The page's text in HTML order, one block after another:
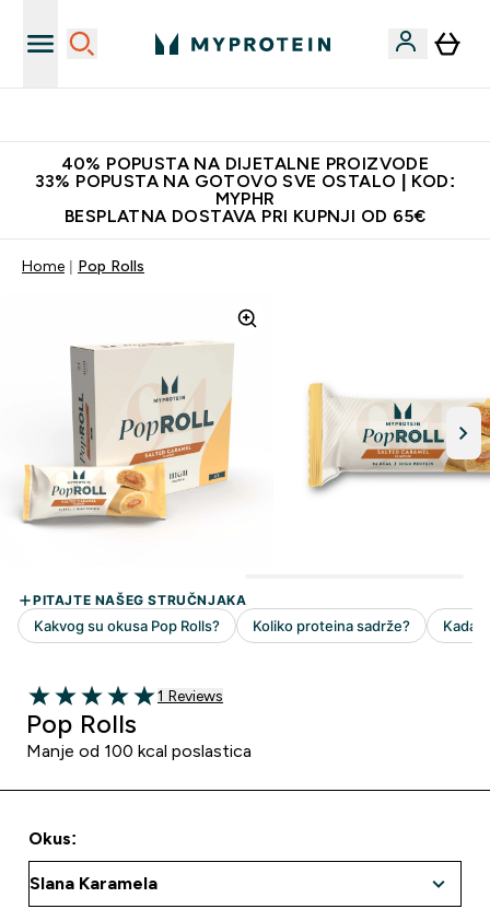
40% POPUSTA NA DIJETALNE PROIZVODE
33% POPUSTA NA GOTOVO SVE OSTALO | KOD:
MYPHR
BESPLATNA DOSTAVA PRI KUPNJI OD 65€
Home Pop Rolls
5 out of 5 stars
1 customer reviews
1 Reviews
Pop Rolls
Manje od 100 kcal poslastica
Okus: